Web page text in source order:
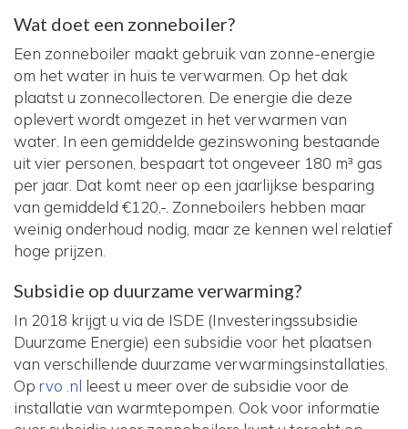
Wat doet een zonneboiler?
Een zonneboiler maakt gebruik van zonne-energie
om het water in huis te verwarmen. Op het dak
plaatst u zonnecollectoren. De energie die deze
oplevert wordt omgezet in het verwarmen van
water. In een gemiddelde gezinswoning bestaande
uit vier personen, bespaart tot ongeveer 180 m³ gas
per jaar. Dat komt neer op een jaarlijkse besparing
van gemiddeld €120,-. Zonneboilers hebben maar
weinig onderhoud nodig, maar ze kennen wel relatief
hoge prijzen.
Subsidie op duurzame verwarming?
In 2018 krijgt u via de ISDE (Investeringssubsidie
Duurzame Energie) een subsidie voor het plaatsen
van verschillende duurzame verwarmingsinstallaties.
Op rvo .nl leest u meer over de subsidie voor de
installatie van warmtepompen. Ook voor informatie